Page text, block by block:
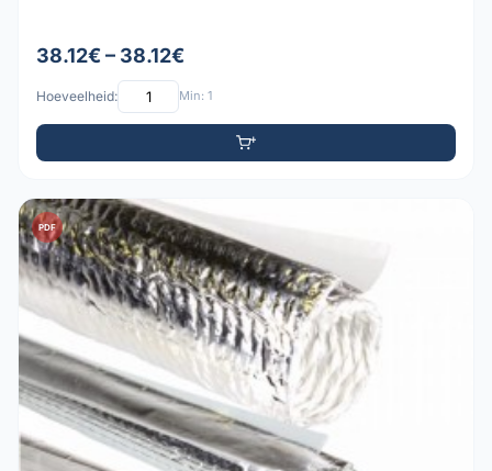
38.12€ – 38.12€
Hoeveelheid: Min: 1
PDF